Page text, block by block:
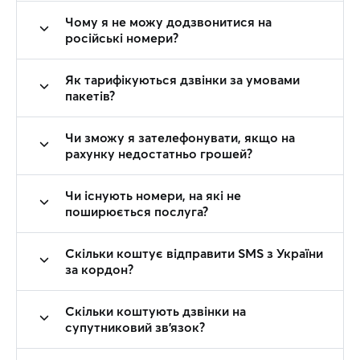
Чому я не можу додзвонитися на
російські номери?
Як тарифікуються дзвінки за умовами
пакетів?
Чи зможу я зателефонувати, якщо на
рахунку недостатньо грошей?
Чи існують номери, на які не
поширюється послуга?
Скільки коштує відправити SMS з України
за кордон?
Скільки коштують дзвінки на
супутниковий зв'язок?